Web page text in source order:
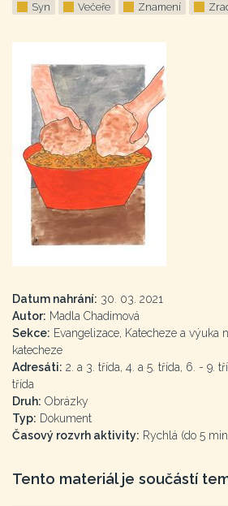
Syn
Večeře Znamení
Datum nahrání: 30. 03. 2021
Autor: Madla Chadimová
Sekce: Evangelizace, Katecheze a výuka
katecheze
Adresáti: 2. a 3. třída, 4. a 5. třída, 6. - 9.
třída
Druh: Obrázky
Typ: Dokument
Časový rozvrh aktivity: Rychlá (do 5
Tento materiál je součástí